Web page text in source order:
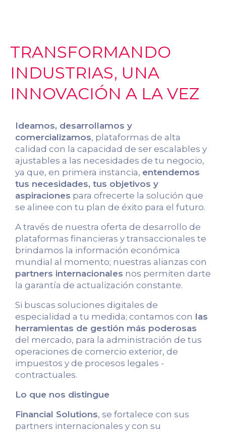
TRANSFORMANDO
INDUSTRIAS, UNA
INNOVACIÓN A LA VEZ
Ideamos, desarrollamos y
comercializamos, plataformas de alta
calidad con la capacidad de ser escalables y
ajustables a las necesidades de tu negocio,
ya que, en primera instancia, entendemos
tus necesidades, tus objetivos y
aspiraciones para ofrecerte la solución que
se alinee con tu plan de éxito para el futuro.
A través de nuestra oferta de desarrollo de
plataformas financieras y transaccionales te
brindamos la información económica
mundial al momento; nuestras alianzas con
partners internacionales nos permiten darte
la garantía de actualización constante.
Si buscas soluciones digitales de
especialidad a tu medida; contamos con las
herramientas de gestión más poderosas
del mercado, para la administración de tus
operaciones de comercio exterior, de
impuestos y de procesos legales -
contractuales.
Lo que nos distingue
Financial Solutions, se fortalece con sus
partners internacionales y con su